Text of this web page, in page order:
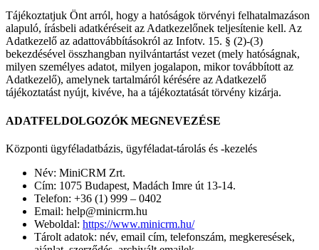
Tájékoztatjuk Önt arról, hogy a hatóságok törvényi felhatalmazáson
alapuló, írásbeli adatkéréseit az Adatkezelőnek teljesítenie kell. Az
Adatkezelő az adattovábbításokról az Infotv. 15. § (2)-(3)
bekezdésével összhangban nyilvántartást vezet (mely hatóságnak,
milyen személyes adatot, milyen jogalapon, mikor továbbított az
Adatkezelő), amelynek tartalmáról kérésére az Adatkezelő
tájékoztatást nyújt, kivéve, ha a tájékoztatását törvény kizárja.
ADATFELDOLGOZÓK MEGNEVEZÉSE
Központi ügyféladatbázis, ügyféladat-tárolás és -kezelés
Név: MiniCRM Zrt.
Cím: 1075 Budapest, Madách Imre út 13-14.
Telefon: +36 (1) 999 – 0402
Email: help@minicrm.hu
Weboldal: https://www.minicrm.hu/
Tárolt adatok: név, email cím, telefonszám, megkeresések,